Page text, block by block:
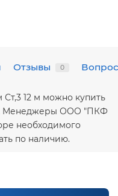
Отзывы 0
Ст,3 12 м можно купить
Менеджеры ООО "ПКФ
необходимого
по наличию.